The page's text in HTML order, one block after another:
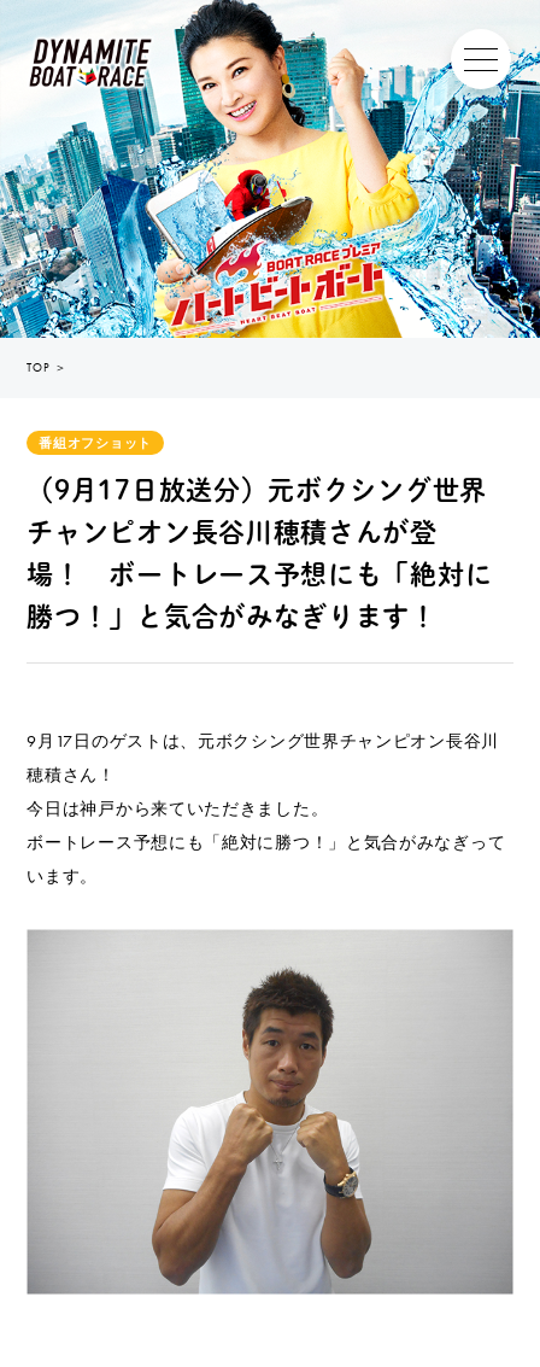
TOP ＞
番組オフショット
（9月17日放送分）元ボクシング世界
チャンピオン長谷川穂積さんが登
場！ ボートレース予想にも「絶対に
勝つ！」と気合がみなぎります！
9月17日のゲストは、元ボクシング世界チャンピオン長谷川
穂積さん！
今日は神戸から来ていただきました。
ボートレース予想にも「絶対に勝つ！」と気合がみなぎって
います。